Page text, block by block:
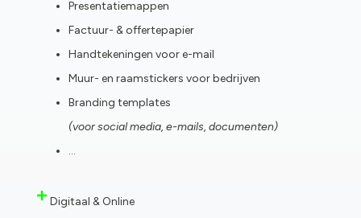
Presentatiemappen
Factuur- & offertepapier
Handtekeningen voor e-mail
Muur- en raamstickers voor bedrijven
Branding templates
(voor social media, e-mails, documenten)
…
Digitaal & Online